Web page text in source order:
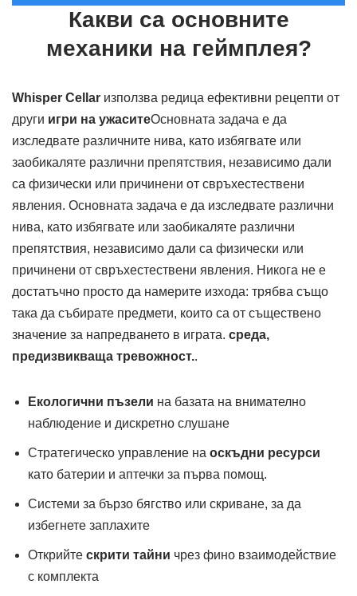
Какви са основните
механики на геймплея?
Whisper Cellar използва редица ефективни рецепти от
други игри на ужаситеОсновната задача е да
изследвате различните нива, като избягвате или
заобикаляте различни препятствия, независимо дали
са физически или причинени от свръхестествени
явления. Основната задача е да изследвате различни
нива, като избягвате или заобикаляте различни
препятствия, независимо дали са физически или
причинени от свръхестествени явления. Никога не е
достатъчно просто да намерите изхода: трябва също
така да събирате предмети, които са от съществено
значение за напредването в играта. среда,
предизвикваща тревожност..
Екологични пъзели на базата на внимателно
наблюдение и дискретно слушане
Стратегическо управление на оскъдни ресурси
като батерии и аптечки за първа помощ.
Системи за бързо бягство или скриване, за да
избегнете заплахите
Открийте скрити тайни чрез фино взаимодействие
с комплекта